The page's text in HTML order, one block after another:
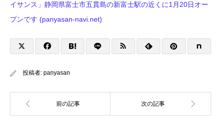
イサンス」静岡県富士市五貫島の新富士駅の近くに1月20日オー
プンです (panyasan-navi.net)
投稿者: panyasan